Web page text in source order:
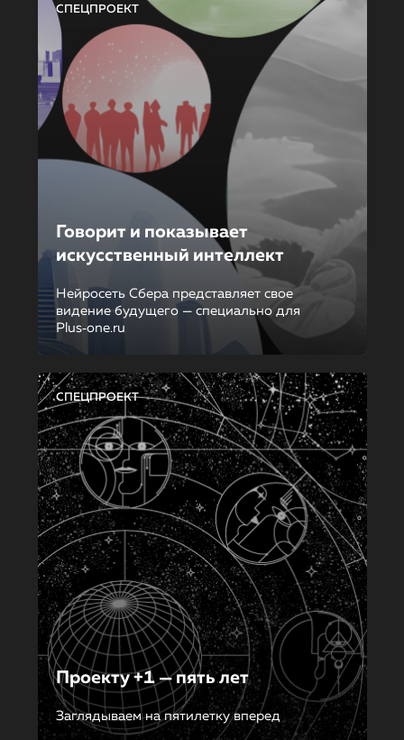
СПЕЦПРОЕКТ
Говорит и показывает
искусственный интеллект
Нейросеть Сбера представляет свое
видение будущего — специально для
Plus‑one.ru
СПЕЦПРОЕКТ
Проекту +1 — пять лет
Заглядываем на пятилетку вперед